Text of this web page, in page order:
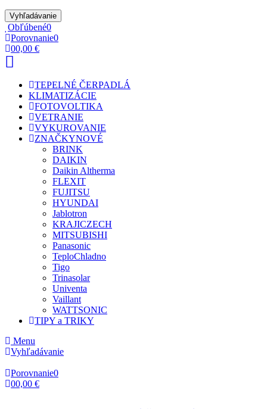
Vyhľadávanie
Obľúbené0
Porovnanie0
00,00 €
TEPELNÉ ČERPADLÁ
KLIMATIZÁCIE
FOTOVOLTIKA
VETRANIE
VYKUROVANIE
ZNAČKYNOVÉ
BRINK
DAIKIN
Daikin Altherma
FLEXIT
FUJITSU
HYUNDAI
Jablotron
KRAJICZECH
MITSUBISHI
Panasonic
TeploChladno
Tigo
Trinasolar
Univenta
Vaillant
WATTSONIC
TIPY a TRIKY
Menu
Vyhľadávanie
Porovnanie0
00,00 €